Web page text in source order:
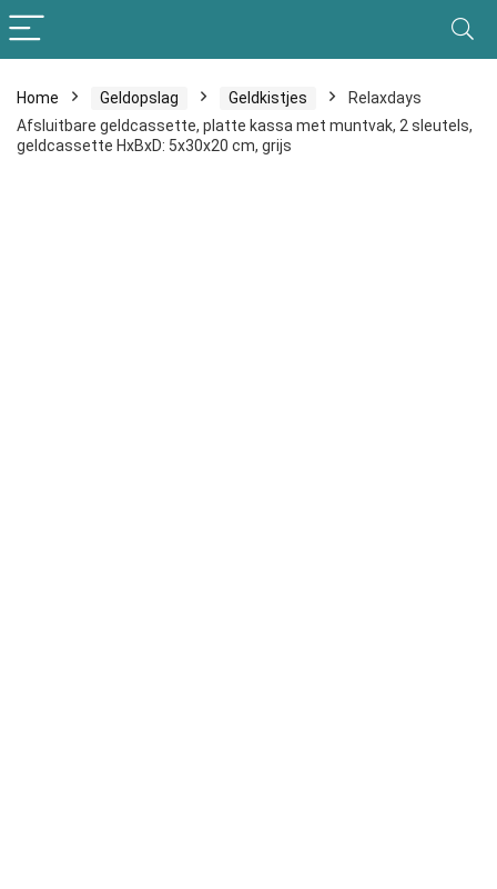
Home Geldopslag Geldkistjes
Relaxdays
Afsluitbare geldcassette, platte kassa met muntvak, 2 sleutels,
geldcassette HxBxD: 5x30x20 cm, grijs